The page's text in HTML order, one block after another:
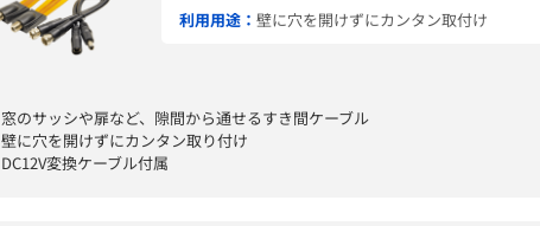
利用用途： 壁に穴を開けずにカンタン取付け
窓のサッシや扉など、隙間から通せるすき間ケーブル
壁に穴を開けずにカンタン取り付け
DC12V変換ケーブル付属